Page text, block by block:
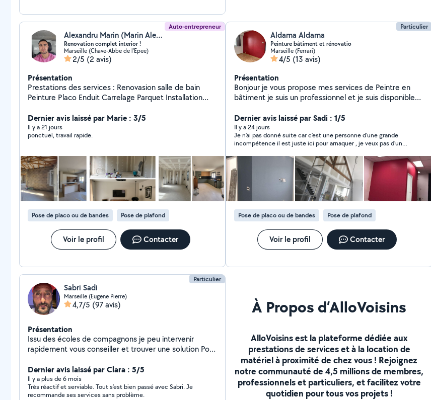
Auto-entrepreneur
Alexandru Marin (Marin Alexandru)
Renovation complet interior !
Marseille (Chave-Abbe de l'Epee)
2/5 (2 avis)
Présentation
Prestations des services : Renovasion salle de bain
Peinture Placo Enduit Carrelage Parquet Installation
Beton ciré Plomberie Etc!
Dernier avis laissé par Marie : 3/5
Il y a 21 jours
ponctuel, travail rapide.
Pose de placo ou de bandes Pose de plafond
Voir le profil Contacter
Particulier
Aldama Aldama
Peinture bâtiment et rénovatio
Marseille (Ferrari)
4/5 (13 avis)
Présentation
Bonjour je vous propose mes services de Peintre en
bâtiment je suis un professionnel et je suis disponible
Services proposés : - Peinture intérieure -
Rafraîchissement de tous types de surfaces -
Préparation des murs - pose de fibres, enduit, etc. -
Forfait maison neuve - bâchage, ponçage, rattrapage
d'enduit, sous-couche bande à joint pose de parquet
et finition à pistolet - Travaux extérieurs complets -
Peinture des dessous de toit, boiseries, volets, lambris
- Ferronnerie - portail, rampe, grille de fenêtre -
Ravalement de façades - décapage, nettoyage - 22
ans d'expérience dans le professionnel pour un résultat
impeccable - Devis gratuit
Dernier avis laissé par Sadi : 1/5
Il y a 24 jours
Je n’ai pas donné suite car c’est une personne d’une grande
incompétence il est juste ici pour arnaquer , je veux pas d’un
Pose de placo ou de bandes Pose de plafond
Voir le profil Contacter
Particulier
Sabri Sadi
Marseille (Eugene Pierre)
4,7/5 (97 avis)
Présentation
Issu des écoles de compagnons je peu intervenir
rapidement vous conseiller et trouver une solution Pour
Dernier avis laissé par Clara : 5/5
Il y a plus de 6 mois
Très réactif et serviable. Tout s’est bien passé avec Sabri. Je
recommande ses services sans problème.
À Propos d’AlloVoisins
AlloVoisins est la plateforme dédiée aux
prestations de services et à la location de
matériel à proximité de chez vous ! Rejoignez
notre communauté de 4,5 millions de membres,
professionnels et particuliers, et facilitez votre
quotidien pour tous vos projets !